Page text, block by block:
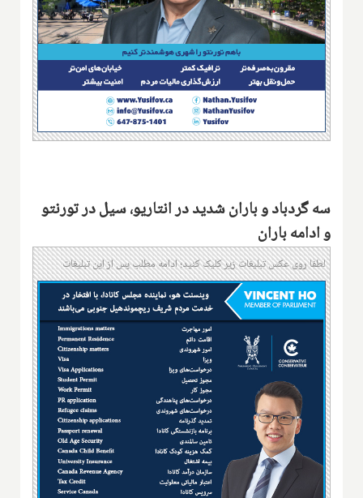
سه گردباد و باران شدید در انتاریو، سیل در تورنتو
و ادامه باران
لطفا روی عکس تبلیغات زیر کلیک کنید؛ ادامه مطلب پس از این تبلیغات